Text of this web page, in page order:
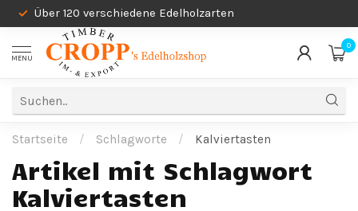
Über 120 verschiedene Edelholzarten
MENU
0
Startseite / Schlagworte / Kalviertasten
Artikel mit Schlagwort
Kalviertasten